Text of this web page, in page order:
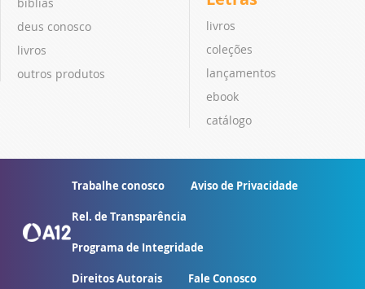
deus conosco
livros
outros produtos
livros
coleções
lançamentos
ebook
catálogo
Trabalhe conosco Aviso de Privacidade
Rel. de Transparência
Programa de Integridade
Direitos Autorais Fale Conosco